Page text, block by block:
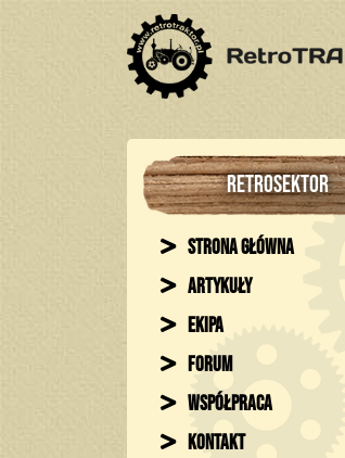
RETROSEKTOR
Strona główna
Artykuły
Ekipa
Forum
Współpraca
Kontakt